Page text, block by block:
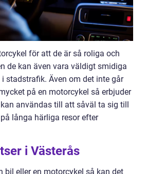
för att de är så roliga och
de kan även vara väldigt smidiga
stadstrafik. Även om det inte går
på en motorcykel så erbjuder
användas till att såväl ta sig till
långa härliga resor efter
i Västerås
bil eller en motorcykel så kan det